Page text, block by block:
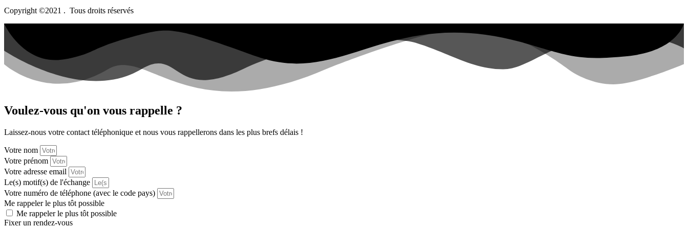
Copyright ©2021 . Tous droits réservés
Voulez-vous qu'on vous rappelle ?
Laissez-nous votre contact téléphonique et nous vous rappellerons dans les plus brefs délais !
Votre nom
Votre prénom
Votre adresse email
Le(s) motif(s) de l'échange
Votre numéro de téléphone (avec le code pays)
Me rappeler le plus tôt possible
Me rappeler le plus tôt possible
Fixer un rendez-vous